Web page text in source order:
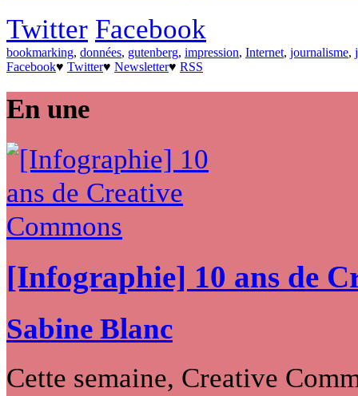
Twitter Facebook
bookmarking, données, gutenberg, impression, Internet, journalisme,
Facebook♥ Twitter♥ Newsletter♥ RSS
En une
[Infographie] 10 ans de
Sabine Blanc
Cette semaine, Creative